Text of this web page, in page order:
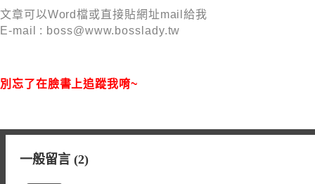
文章可以Word檔或直接貼網址mail給我
E-mail : boss@www.bosslady.tw
別忘了在臉書上追蹤我唷~
一般留言 (2)